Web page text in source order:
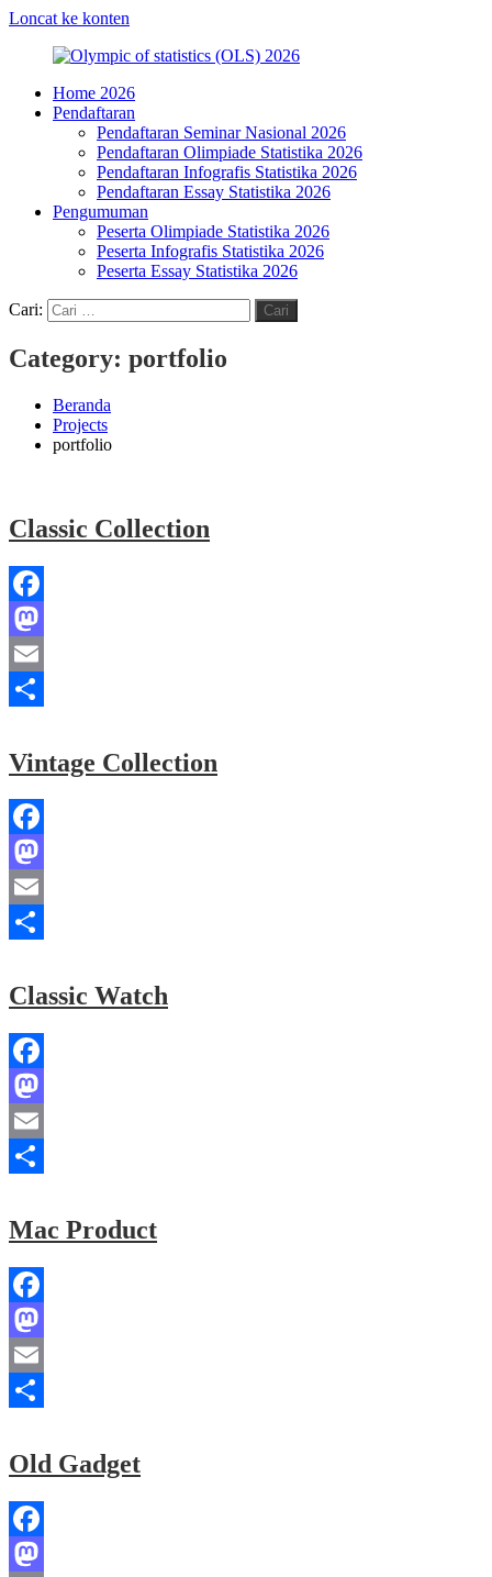
Loncat ke konten
Olympic
HMJ
Home 2026
Pendaftaran
Pendaftaran Seminar Nasional 2026
Pendaftaran Olimpiade Statistika 2026
Pendaftaran Infografis Statistika 2026
Pendaftaran Essay Statistika 2026
Pengumuman
Peserta Olimpiade Statistika 2026
Peserta Infografis Statistika 2026
Peserta Essay Statistika 2026
Cari: Cari
Category: portfolio
Beranda
Projects
portfolio
Classic Collection
Facebook
Mastodon
Email
Vintage Collection
Facebook
Mastodon
Email
Classic Watch
Facebook
Mastodon
Email
Mac Product
Facebook
Mastodon
Email
Old Gadget
Facebook